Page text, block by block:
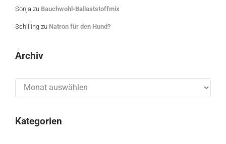
Sonja zu Bauchwohl-Ballaststoffmix
Schilling zu Natron für den Hund?
Archiv
Kategorien